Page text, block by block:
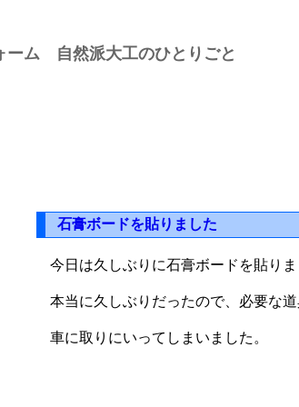
ーム 自然派大工のひとりごと
石膏ボードを貼りました
今日は久しぶりに石膏ボードを貼りま
本当に久しぶりだったので、必要な
車に取りにいってしまいました。